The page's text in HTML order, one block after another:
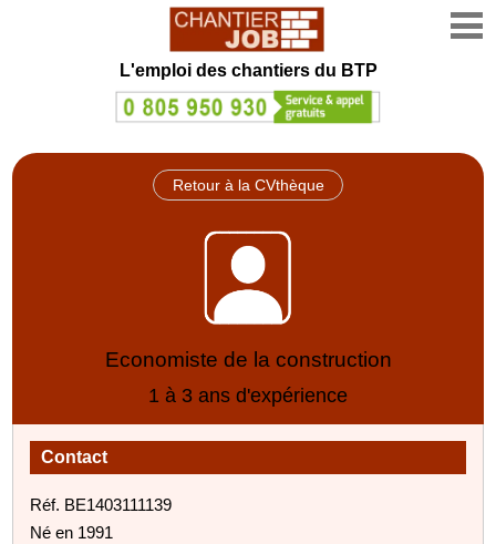
L'emploi des chantiers du BTP
Retour à la CVthèque
Economiste de la construction
1 à 3 ans d'expérience
Contact
Réf. BE1403111139
Né en 1991